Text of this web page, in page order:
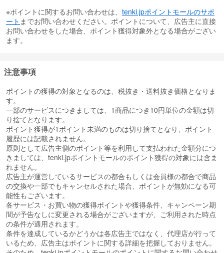
※ポイントに関するお問い合わせは、 tenki.jpポイントモールのサポ
ート までお問い合わせください。ポイントについて、広告主に直接
お問い合わせをした場合、ポイント獲得対象外となる場合がござい
ます。
注意事項
ポイントの獲得の対象となるのは、税抜き・送料抜き価格となりま
す。
一部のサービスにつきましては、1商品につき10円単位の金額は切
り捨てとなります。
ポイント獲得が1ポイント未満のものは切り捨てとなり、ポイント
履歴には記載されません。
原則として広告主側のポイント等を利用して支払われた金額分につ
きましては、tenki.jpポイントモールのポイント獲得の対象には含ま
れません。
広告主が運営しているサービスの都合もしくは会員様の都合で商品
の交換や一部でもキャンセルされた場合、ポイントが無効になる可
能性もございます。
各サービス・お買い物の獲得ポイントや獲得条件、キャンペーン期
間が予告なしに変更される場合がございますが、ご利用された時点
の条件が適用されます。
条件を達成しているかどうかは各広告主ではなく、代理店が行って
いるため、広告主はポイントに関する詳細を把握しておりません。